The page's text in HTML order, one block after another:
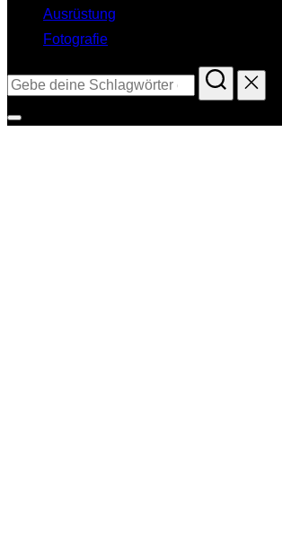
Ausrüstung
Fotografie
Suchen
Seitenleiste